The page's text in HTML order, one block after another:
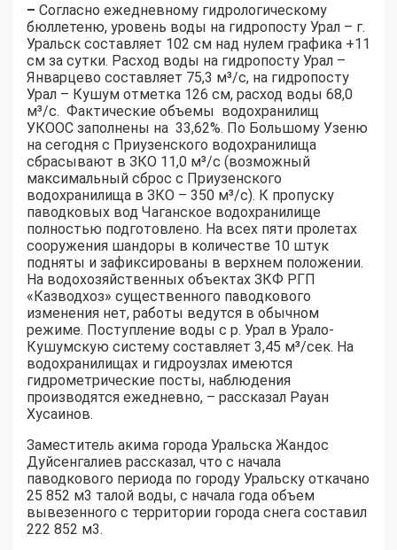
– Согласно ежедневному гидрологическому
бюллетеню, уровень воды на гидропосту Урал – г.
Уральск составляет 102 см над нулем графика +11
см за сутки. Расход воды на гидропосту Урал –
Январцево составляет 75,3 м³/с, на гидропосту
Урал – Кушум отметка 126 см, расход воды 68,0
м³/с. Фактические объемы водохранилищ
УКООС заполнены на 33,62%. По Большому Узеню
на сегодня с Приузенского водохранилища
сбрасывают в ЗКО 11,0 м³/с (возможный
максимальный сброс с Приузенского
водохранилища в ЗКО – 350 м³/с). К пропуску
паводковых вод Чаганское водохранилище
полностью подготовлено. На всех пяти пролетах
сооружения шандоры в количестве 10 штук
подняты и зафиксированы в верхнем положении.
На водохозяйственных объектах ЗКФ РГП
«Казводхоз» существенного паводкового
изменения нет, работы ведутся в обычном
режиме. Поступление воды с р. Урал в Урало-
Кушумскую систему составляет 3,45 м³/сек. На
водохранилищах и гидроузлах имеются
гидрометрические посты, наблюдения
производятся ежедневно, – рассказал Рауан
Хусаинов.
Заместитель акима города Уральска Жандос
Дуйсенгалиев рассказал, что с начала
паводкового периода по городу Уральску откачано
25 852 м3 талой воды, с начала года объем
вывезенного с территории города снега составил
222 852 м3.